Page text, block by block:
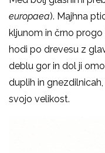
europaea). Majhna
kljunom in črno progo
hodi po drevesu z
deblu gor in dol ji
duplih in
svojo velikost.